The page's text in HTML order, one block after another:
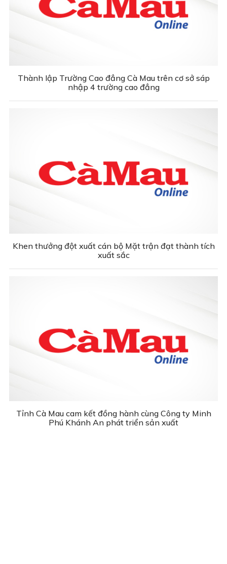
Thành lập Trường Cao đẳng Cà Mau trên cơ sở sáp
nhập 4 trường cao đẳng
Khen thưởng đột xuất cán bộ Mặt trận đạt thành tích
xuất sắc
Tỉnh Cà Mau cam kết đồng hành cùng Công ty Minh
Phú Khánh An phát triển sản xuất